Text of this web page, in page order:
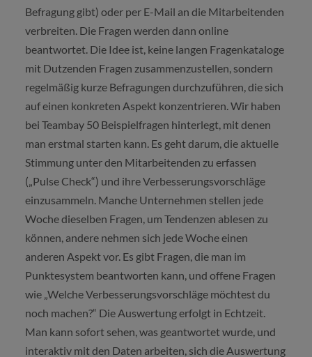
Befragung gibt) oder per E-Mail an die Mitarbeitenden
verbreiten. Die Fragen werden dann online
beantwortet. Die Idee ist, keine langen Fragenkataloge
mit Dutzenden Fragen zusammenzustellen, sondern
regelmäßig kurze Befragungen durchzuführen, die sich
auf einen konkreten Aspekt konzentrieren. Wir haben
bei Teambay 50 Beispielfragen hinterlegt, mit denen
man erstmal starten kann. Es geht darum, die aktuelle
Stimmung unter den Mitarbeitenden zu erfassen
(„Pulse Check“) und ihre Verbesserungsvorschläge
einzusammeln. Manche Unternehmen stellen jede
Woche dieselben Fragen, um Tendenzen ablesen zu
können, andere nehmen sich jede Woche einen
anderen Aspekt vor. Es gibt Fragen, die man im
Punktesystem beantworten kann, und offene Fragen
wie „Welche Verbesserungsvorschläge möchtest du
noch machen?“ Die Auswertung erfolgt in Echtzeit.
Man kann sofort sehen, was geantwortet wurde, und
interaktiv mit den Daten arbeiten, sich die Auswertung